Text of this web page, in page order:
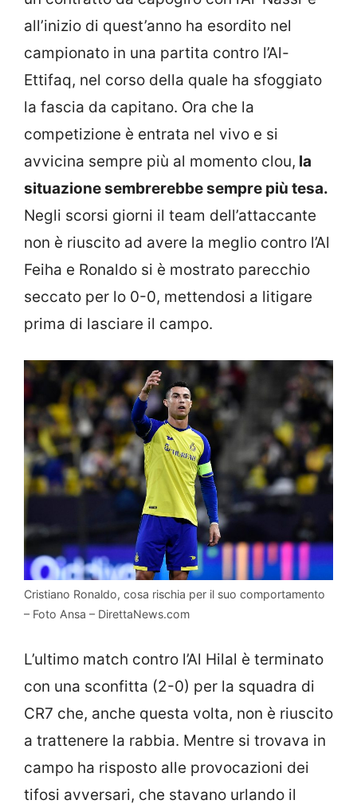
all’inizio di quest’anno ha esordito nel
campionato in una partita contro l’Al-
Ettifaq, nel corso della quale ha sfoggiato
la fascia da capitano. Ora che la
competizione è entrata nel vivo e si
avvicina sempre più al momento clou, la
situazione sembrerebbe sempre più tesa.
Negli scorsi giorni il team dell’attaccante
non è riuscito ad avere la meglio contro l’Al
Feiha e Ronaldo si è mostrato parecchio
seccato per lo 0-0, mettendosi a litigare
prima di lasciare il campo.
Cristiano Ronaldo, cosa rischia per il suo comportamento
– Foto Ansa – DirettaNews.com
L’ultimo match contro l’Al Hilal è terminato
con una sconfitta (2-0) per la squadra di
CR7 che, anche questa volta, non è riuscito
a trattenere la rabbia. Mentre si trovava in
campo ha risposto alle provocazioni dei
tifosi avversari, che stavano urlando il